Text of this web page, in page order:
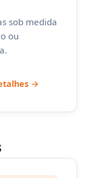
sob medida
ou
→